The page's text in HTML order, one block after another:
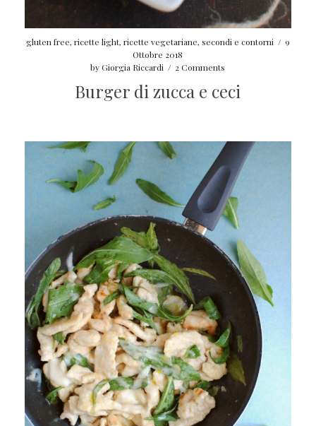
gluten free, ricette light, ricette vegetariane, secondi e contorni / 9
Ottobre 2018
byGiorgia Riccardi / 2 Comments
Burger di zucca e ceci